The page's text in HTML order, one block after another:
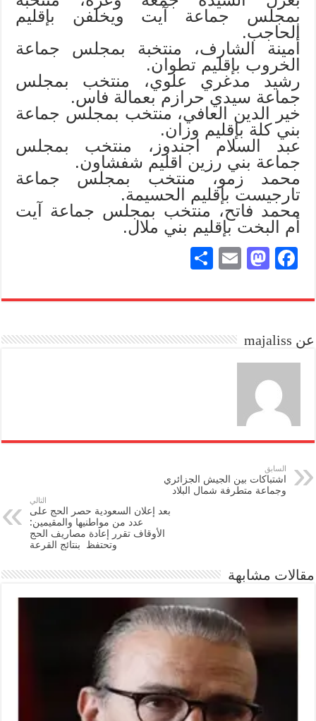
بمجلس جماعة آيت ويخلفن بإقليم
الحاجب.
أمينة الشارف، منتخبة بمجلس جماعة
الخروب بإقليم تطوان.
رشيد مدغري علوي، منتخب بمجلس
جماعة سيدي حرازم بعمالة فاس.
خير الدين العافي، منتخب بمجلس جماعة
بني كلة بإقليم وزان.
عبد السلام اجندوز، منتخب بمجلس
جماعة بني رزين اقليم شفشاون.
محمد زمو، منتخب بمجلس جماعة
تارجيست بإقليم الحسيمة.
محمد فاتح، منتخب بمجلس جماعة آيت
أم البخت بإقليم بني ملال.
Fa
bo
M
to
n
E
ail
re
عن majaliss
السابق
اشتباكات بين الجيش الجزائري
وجماعة متطرفة شمال البلاد
التالي
بعد إعلان السعودية حصر الحج على
عدد من مواطنيها والمقيمين:
الأوقاف تقرر إعادة مصاريف الحج
وتحتفظ بنتائج القرعة
مقالات مشابهة